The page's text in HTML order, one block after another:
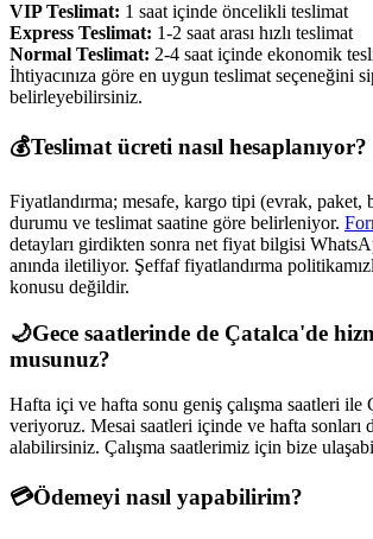
VIP Teslimat: 1 saat içinde öncelikli teslimat
Express Teslimat: 1-2 saat arası hızlı teslimat
Normal Teslimat: 2-4 saat içinde ekonomik
İhtiyacınıza göre en uygun teslimat seçeneğini
belirleyebilirsiniz.
💰Teslimat ücreti nasıl hesaplanıyor?
Fiyatlandırma; mesafe, kargo tipi (evrak,
durumu ve teslimat saatine göre belirleniyor.
detayları girdikten sonra net fiyat bilgisi
anında iletiliyor. Şeffaf fiyatlandırma
konusu değildir.
🌙Gece saatlerinde de Çatalca'de
musunuz?
Hafta içi ve hafta sonu geniş çalışma saatleri ile
veriyoruz. Mesai saatleri içinde ve hafta sonları
alabilirsiniz. Çalışma saatlerimiz için bize
💳Ödemeyi nasıl yapabilirim?